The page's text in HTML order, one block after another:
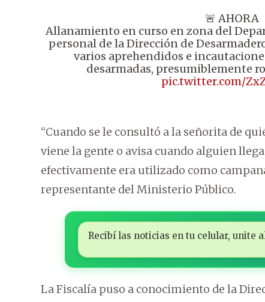
🚨 AHORA
Allanamiento en curso en zona del
personal de la Dirección de
varios aprehendidos e
desarmadas, presumiblemente
pic.twitter.com/
“Cuando se le consultó a la señorita de
viene la gente o avisa cuando alguien
efectivamente era utilizado como
representante del Ministerio Público.
Recibí las noticias en tu celular, unite
La Fiscalía puso a conocimiento de la